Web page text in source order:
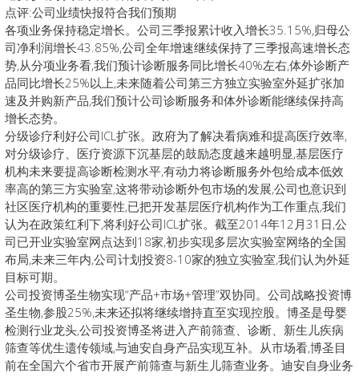
点评:公司业绩快报符合我们预期
各项业务保持稳定增长。公司三季报累计收入增长35.15%,归母公
司净利润增长43.85%,公司全年增速继续保持了三季报高速增长态
势,从分项业务看,我们预计诊断服务同比增长40%左右,体外诊断产
品同比增长25%以上,未来随着公司第三方独立实验室外延扩张加
速及并购新产品,我们预计公司诊断服务和体外诊断能继续保持高
增长态势。
分级诊疗利好公司ICL扩张。政府为了解决看病难和提高医疗效率,
对分级诊疗、医疗资源下沉基层的鼓励态度越来越明显,基层医疗
机构未来要提高诊断检测水平,有动力将诊断服务外包给成本低效
率高的第三方实验室,这将带动诊断外包市场的发展,公司也意识到
社区医疗机构的重要性,已把开发基层医疗机构作为工作重点,我们
认为在政策红利下,将利好公司ICL扩张。截至2014年12月31日,公
司已开业实验室网点达到18家,初步实现多层次实验室网络的全国
布局,未来三年内,公司计划投资8-10家的独立实验室,我们认为外延
目标可期。
公司投资博圣生物实现“产品+市场+管理”双协同。公司战略投资博
圣生物,参股25%,未来还拟将继续增持直至实现控股。博圣是母婴
检测行业龙头,公司投资博圣将进入产前筛查、诊断、新生儿疾病
筛查等优生遗传领域,与迪安自身产品实现互补。从市场看,博圣目
前在全国六个省市开展产前筛查与新生儿筛查业务。迪安自身业务